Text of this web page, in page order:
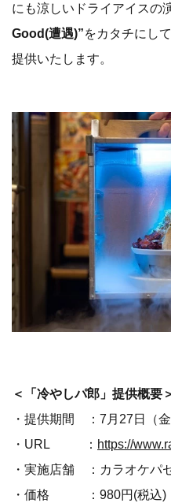
にも涼しいドライアイスの
Good(遭遇)”をカタチにし
提供いたします。
＜「冷やしパ郎」提供概要
・提供期間 ：7月27日（金
・URL ： https://
・実施店舗 ：カラオケパ
・価格 ：980円(税込)